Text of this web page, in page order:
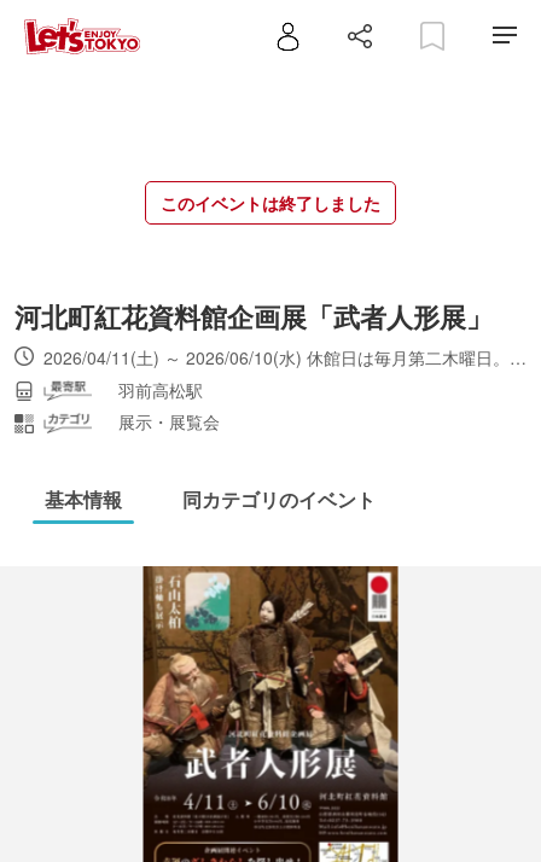
このイベントは終了しました
河北町紅花資料館企画展「武者人形展」
2026/04/11(土) ～ 2026/06/10(水) 休館日は毎月第二木曜日。最終入館は30分前まで。
羽前高松駅
展示・展覧会
基本情報 同カテゴリのイベント